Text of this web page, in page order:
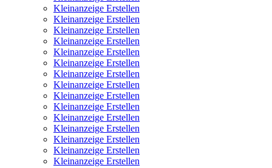
Kleinanzeige Erstellen
Kleinanzeige Erstellen
Kleinanzeige Erstellen
Kleinanzeige Erstellen
Kleinanzeige Erstellen
Kleinanzeige Erstellen
Kleinanzeige Erstellen
Kleinanzeige Erstellen
Kleinanzeige Erstellen
Kleinanzeige Erstellen
Kleinanzeige Erstellen
Kleinanzeige Erstellen
Kleinanzeige Erstellen
Kleinanzeige Erstellen
Kleinanzeige Erstellen